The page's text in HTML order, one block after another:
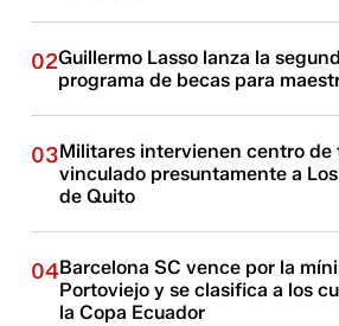
02Guillermo Lasso lanza la
programa de becas para
03Militares intervienen centro de
vinculado presuntamente a
de Quito
04Barcelona SC vence por la
Portoviejo y se clasifica a los
la Copa Ecuador